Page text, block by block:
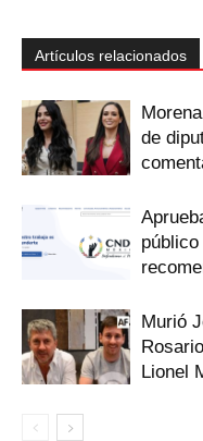
Artículos relacionados
de
Murió
Lionel